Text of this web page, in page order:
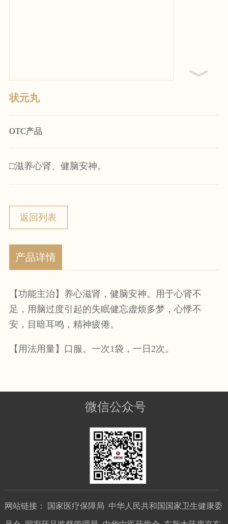
状元丸
OTC产品
□滋养心肾、健脑安神。
返回列表
产品详情
【功能主治】养心滋肾，健脑安神。用于心肾不
足，用脑过度引起的失眠健忘虚烦多梦，心悸不
安，目暗耳鸣，精神疲倦。
【用法用量】口服。一次1袋 ，一日 2次。
微信公众号
网站链接： 国家医疗保障局 中华人民共和国国家卫生健康委